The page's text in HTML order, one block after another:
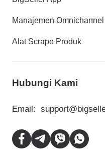
Manajemen Omnichannel
Alat Scrape Produk
Hubungi Kami
Email: